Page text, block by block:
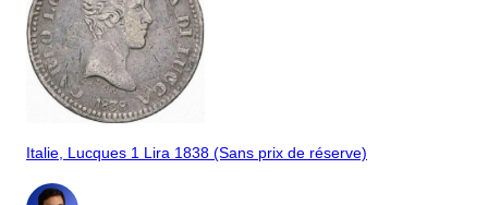
Italie, Lucques 1 Lira 1838 (Sans prix de réserve)